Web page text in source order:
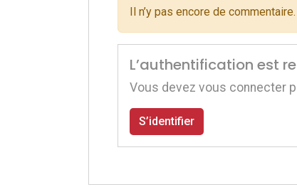
Il n’y pas encore de commentaire.
L’authentification est
Vous devez vous connecter
S’identifier